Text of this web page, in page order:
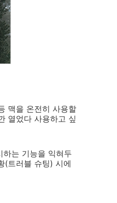
맥을 온전히 사용할
열었다 사용하고 싶
는 기능을 익혀두
(트러블 슈팅) 시에